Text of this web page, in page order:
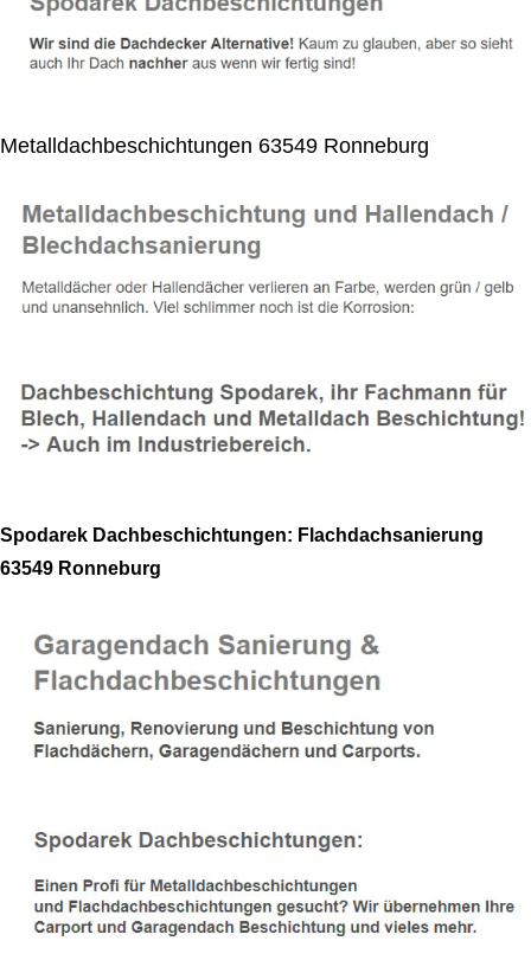
Metalldachbeschichtungen 63549 Ronneburg
Spodarek Dachbeschichtungen: Flachdachsanierung
63549 Ronneburg